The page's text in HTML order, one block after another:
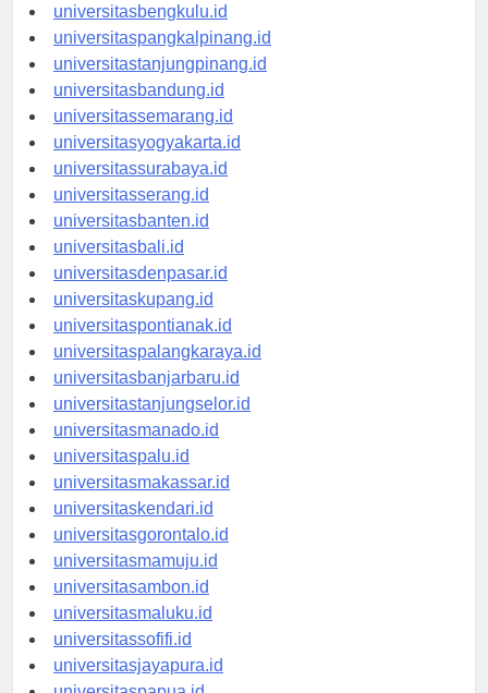
universitaspalembang.id
universitasbengkulu.id
universitaspangkalpinang.id
universitastanjungpinang.id
universitasbandung.id
universitassemarang.id
universitasyogyakarta.id
universitassurabaya.id
universitasserang.id
universitasbanten.id
universitasbali.id
universitasdenpasar.id
universitaskupang.id
universitaspontianak.id
universitaspalangkaraya.id
universitasbanjarbaru.id
universitastanjungselor.id
universitasmanado.id
universitaspalu.id
universitasmakassar.id
universitaskendari.id
universitasgorontalo.id
universitasmamuju.id
universitasambon.id
universitasmaluku.id
universitassofifi.id
universitasjayapura.id